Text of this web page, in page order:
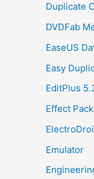
Duplicate
DVDFab
EaseUS
Easy
EditPlus
Effect
Emulator